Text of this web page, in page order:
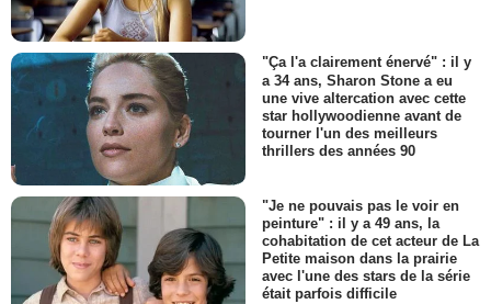
"Ça l'a clairement énervé" : il y
a 34 ans, Sharon Stone a eu
une vive altercation avec cette
star hollywoodienne avant de
tourner l'un des meilleurs
thrillers des années 90
"Je ne pouvais pas le voir en
peinture" : il y a 49 ans, la
cohabitation de cet acteur de La
Petite maison dans la prairie
avec l'une des stars de la série
était parfois difficile